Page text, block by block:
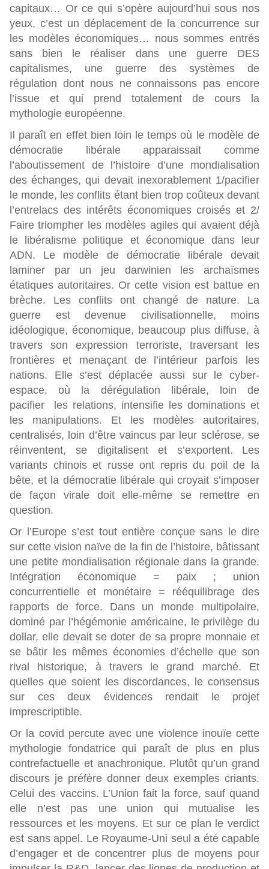
capitaux… Or ce qui s’opère aujourd’hui sous nos
yeux, c’est un déplacement de la concurrence sur
les modèles économiques… nous sommes entrés
sans bien le réaliser dans une guerre DES
capitalismes, une guerre des systèmes de
régulation dont nous ne connaissons pas encore
l’issue et qui prend totalement de cours la
mythologie européenne.
Il paraît en effet bien loin le temps où le modèle de
démocratie libérale apparaissait comme
l’aboutissement de l’histoire d’une mondialisation
des échanges, qui devait inexorablement 1/pacifier
le monde, les conflits étant bien trop coûteux devant
l’entrelacs des intérêts économiques croisés et 2/
Faire triompher les modèles agiles qui avaient déjà
le libéralisme politique et économique dans leur
ADN. Le modèle de démocratie libérale devait
laminer par un jeu darwinien les archaïsmes
étatiques autoritaires. Or cette vision est battue en
brèche. Les conflits ont changé de nature. La
guerre est devenue civilisationnelle, moins
idéologique, économique, beaucoup plus diffuse, à
travers son expression terroriste, traversant les
frontières et menaçant de l’intérieur parfois les
nations. Elle s’est déplacée aussi sur le cyber-
espace, où la dérégulation libérale, loin de
pacifier les relations, intensifie les dominations et
les manipulations. Et les modèles autoritaires,
centralisés, loin d’être vaincus par leur sclérose, se
réinventent, se digitalisent et s’exportent.
Les
variants chinois et russe ont repris du poil de la
bête, et la démocratie libérale qui croyait s’imposer
de façon virale doit elle-même se remettre en
question.
Or l’Europe s’est tout entière conçue sans le dire
sur cette vision naïve de la fin de l’histoire, bâtissant
une petite mondialisation régionale dans la grande.
Intégration économique = paix ; union
concurrentielle et monétaire = rééquilibrage des
rapports de force. Dans un monde multipolaire,
dominé par l’hégémonie américaine, le privilège du
dollar, elle devait se doter de sa propre monnaie et
se bâtir les mêmes économies d’échelle que son
rival historique, à travers le grand marché. Et
quelles que soient les discordances, le consensus
sur ces deux évidences rendait le projet
imprescriptible.
Or la covid percute avec une violence inouïe cette
mythologie fondatrice qui paraît de plus en plus
contrefactuelle et anachronique. Plutôt qu’un grand
discours je préfère donner deux exemples criants.
Celui des vaccins. L’Union fait la force, sauf quand
elle n’est pas une union qui mutualise les
ressources et les moyens. Et sur ce plan le verdict
est sans appel. Le Royaume-Uni seul a été capable
d’engager et de concentrer plus de moyens pour